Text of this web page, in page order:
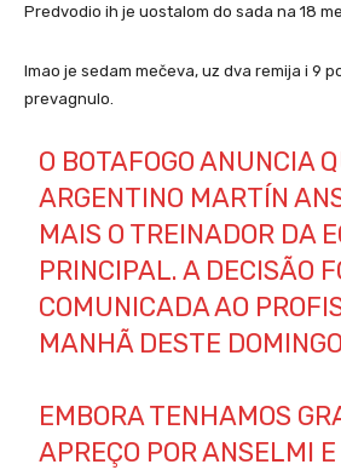
Predvodio ih je uostalom do sada na 18
Imao je sedam mečeva, uz dva remija i 9
prevagnulo.
O BOTAFOGO ANUNCIA
ARGENTINO MARTÍN
MAIS O TREINADOR DA
PRINCIPAL. A DECISÃO
COMUNICADA AO
MANHÃ DESTE
EMBORA TENHAMOS
APREÇO POR ANSELMI